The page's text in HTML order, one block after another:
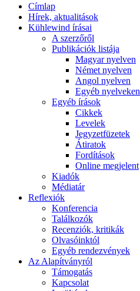
Címlap
Hírek, aktualitások
Kühlewind írásai
A szerzőről
Publikációk listája
Magyar nyelven
Német nyelven
Angol nyelven
Egyéb nyelveken
Egyéb írások
Cikkek
Levelek
Jegyzetfüzetek
Átiratok
Fordítások
Online megjelent
Kiadók
Médiatár
Reflexiók
Konferencia
Találkozók
Recenziók, kritikák
Olvasóinktól
Egyéb rendezvények
Az Alapítványról
Támogatás
Kapcsolat